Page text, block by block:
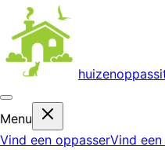
huizenoppas
Menu
Vind een oppasserVind